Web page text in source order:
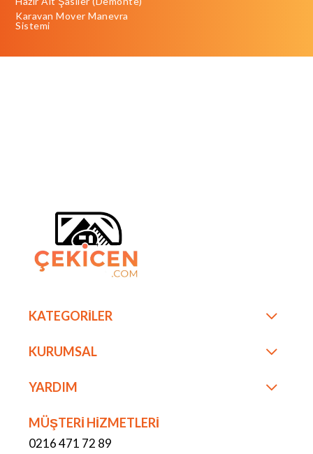
Karavan Mover Manevra
Sistemi
KATEGORİLER
KURUMSAL
YARDIM
MÜŞTERİ HİZMETLERİ
0216 471 72 89